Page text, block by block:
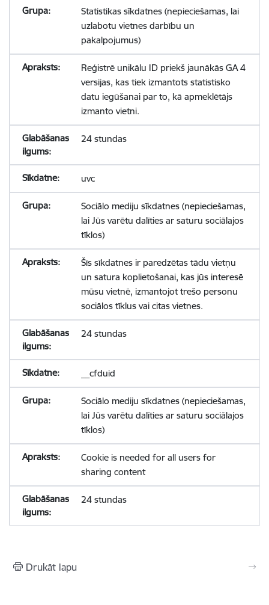
Statistikas sīkdatnes (nepieciešamas, lai
uzlabotu vietnes darbību un
pakalpojumus)
Reģistrē unikālu ID priekš jaunākās GA 4
versijas, kas tiek izmantots statistisko
datu iegūšanai par to, kā apmeklētājs
izmanto vietni.
24 stundas
uvc
Sociālo mediju sīkdatnes (nepieciešamas,
lai Jūs varētu dalīties ar saturu sociālajos
tīklos)
Šīs sīkdatnes ir paredzētas tādu vietņu
un satura koplietošanai, kas jūs interesē
mūsu vietnē, izmantojot trešo personu
sociālos tīklus vai citas vietnes.
24 stundas
__cfduid
Sociālo mediju sīkdatnes (nepieciešamas,
lai Jūs varētu dalīties ar saturu sociālajos
tīklos)
Cookie is needed for all users for
sharing content
24 stundas
Drukāt lapu